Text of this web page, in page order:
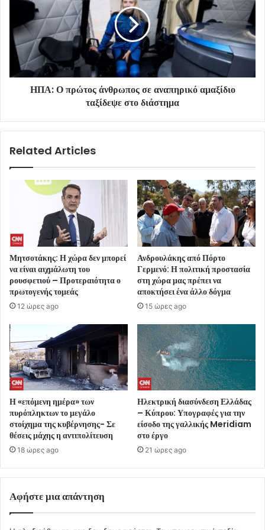
ΗΠΑ: Ο πρώτος άνθρωπος σε αναπηρικό αμαξίδιο
ταξίδεψε στο διάστημα
Related Articles
Μητσοτάκης: Η χώρα δεν μπορεί
να είναι αιχμάλωτη του
ρουσφετιού – Προτεραιότητα ο
πρωτογενής τομεάς
12 ώρες ago
Ανδρουλάκης από Πόρτο
Γερμενό: Η πολιτική προστασία
στη χώρα μας πρέπει να
αποκτήσει ένα άλλο δόγμα
15 ώρες ago
Η «επόμενη ημέρα» των
πυρόπληκτων το μεγάλο
στοίχημα της κυβέρνησης- Σε
θέσεις μάχης η αντιπολίτευση
18 ώρες ago
Ηλεκτρική διασύνδεση Ελλάδας
– Κύπρου: Υπογραφές για την
είσοδο της γαλλικής Meridiam
στο έργο
21 ώρες ago
Αφήστε μια απάντηση